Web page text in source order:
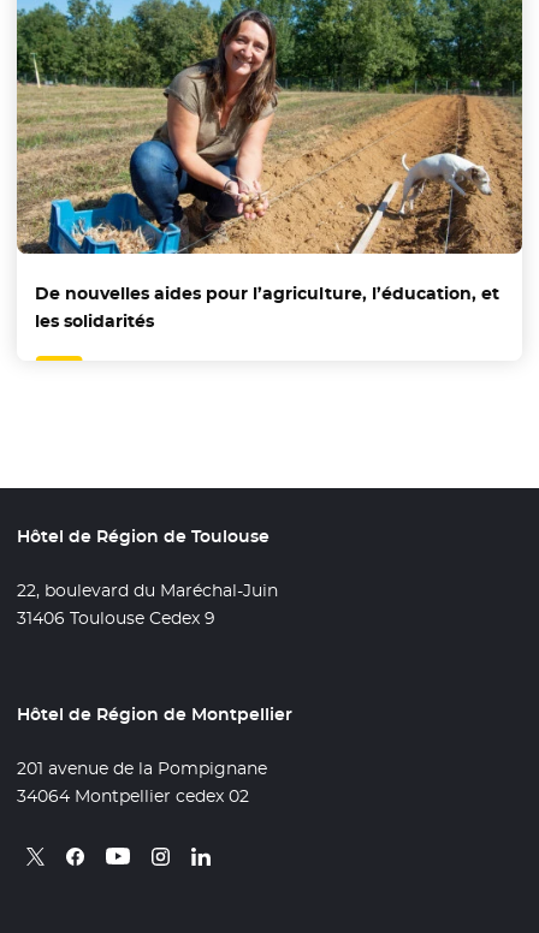
De nouvelles aides pour l’agriculture, l’éducation, et
les solidarités
Hôtel de Région de Toulouse
22, boulevard du Maréchal-Juin
31406 Toulouse Cedex 9
Hôtel de Région de Montpellier
201 avenue de la Pompignane
34064 Montpellier cedex 02
Retrouvez nous sur X
- Nouvelle fenêtre
Retrouvez nous sur Facebook
- Nouvelle fenêtre
Retrouvez nous sur Youtube
- Nouvelle fenêtre
Retrouvez nous sur Instagram
- Nouvelle fenêtre
Retrouvez nous sur Linkedin
- Nouvelle fenêtre